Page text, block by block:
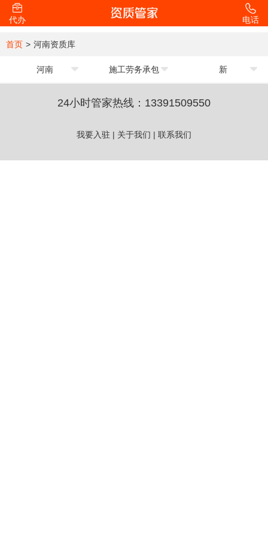
代办 电话
首页 > 河南资质库
河南 施工劳务承包 新
24小时管家热线： 13391509550
我要入驻 | 关于我们 | 联系我们